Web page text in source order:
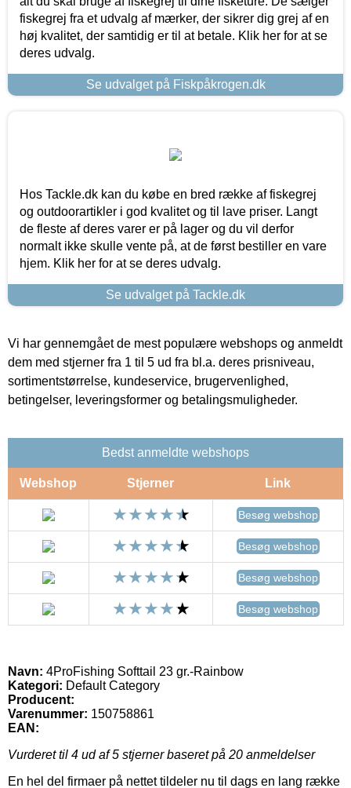
fiskegrej fra et udvalg af mærker, der sikrer dig grej af en
høj kvalitet, der samtidig er til at betale. Klik her for at se
deres udvalg.
Se udvalget på Fiskpåkrogen.dk
Hos Tackle.dk kan du købe en bred række af fiskegrej
og outdoorartikler i god kvalitet og til lave priser. Langt
de fleste af deres varer er på lager og du vil derfor
normalt ikke skulle vente på, at de først bestiller en vare
hjem. Klik her for at se deres udvalg.
Se udvalget på Tackle.dk
Vi har gennemgået de mest populære webshops og anmeldt
dem med stjerner fra 1 til 5 ud fra bl.a. deres prisniveau,
sortimentstørrelse, kundeservice, brugervenlighed,
betingelser, leveringsformer og betalingsmuligheder.
Bedst anmeldte webshops
Webshop Stjerner Link
Besøg webshop
Besøg webshop
Besøg webshop
Besøg webshop
Navn: 4ProFishing Softtail 23 gr.-Rainbow
Kategori: Default Category
Producent:
Varenummer: 150758861
EAN:
Vurderet til 4 ud af 5 stjerner baseret på 20 anmeldelser
En hel del firmaer på nettet tildeler nu til dags en lang række